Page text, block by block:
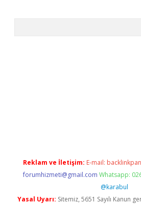
Reklam ve İletişim: E-mail:
forumhizmeti@gmail.com Whatsapp:
@karabul
Yasal Uyarı: Sitemiz, 5651 Sayılı Kanun